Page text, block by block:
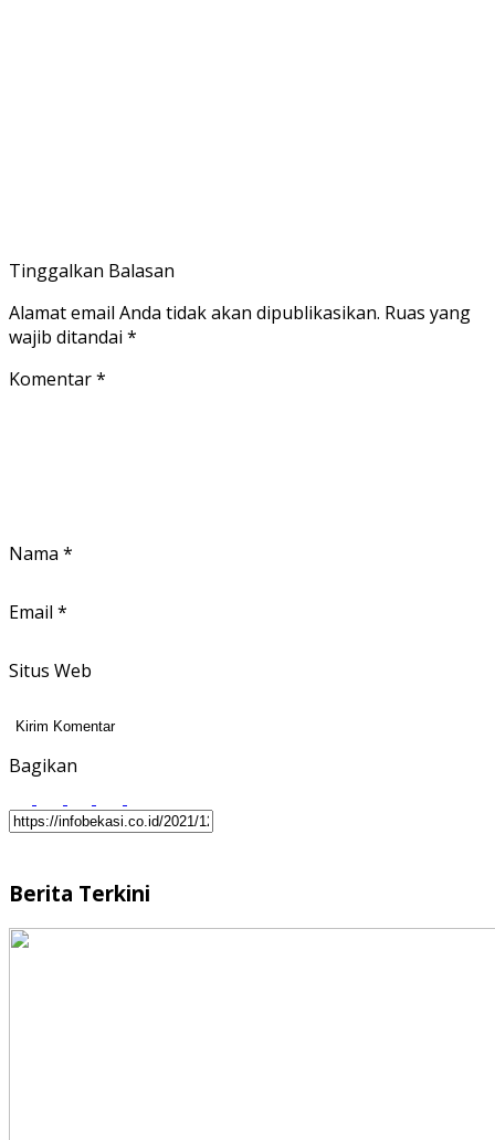
Tinggalkan Balasan
Alamat email Anda tidak akan dipublikasikan. Ruas yang
wajib ditandai *
Komentar*
Nama *
Email *
Situs Web
Bagikan
Berita Terkini